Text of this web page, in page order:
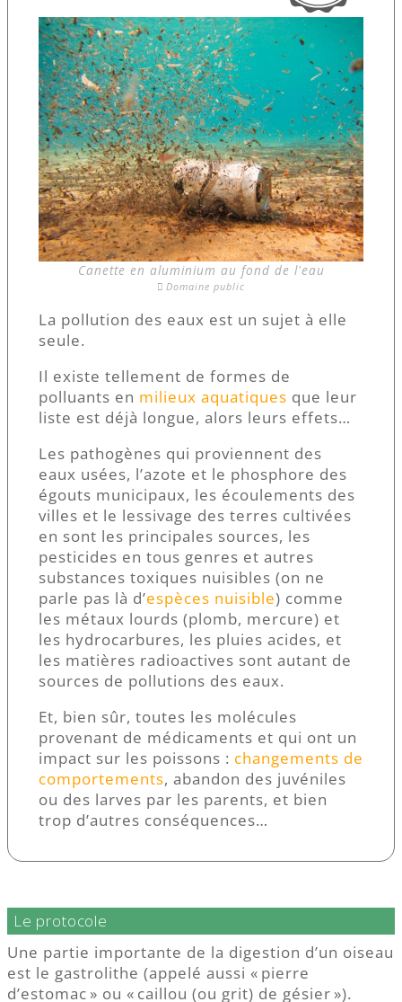
Canette en aluminium au fond de l'eau
Domaine public
La pollution des eaux est un sujet à elle
seule.
Il existe tellement de formes de
polluants en milieux aquatiques que leur
liste est déjà longue, alors leurs effets…
Les pathogènes qui proviennent des
eaux usées, l’azote et le phosphore des
égouts municipaux, les écoulements des
villes et le lessivage des terres cultivées
en sont les principales sources, les
pesticides en tous genres et autres
substances toxiques nuisibles (on ne
parle pas là d’espèces nuisible) comme
les métaux lourds (plomb, mercure) et
les hydrocarbures, les pluies acides, et
les matières radioactives sont autant de
sources de pollutions des eaux.
Et, bien sûr, toutes les molécules
provenant de médicaments et qui ont un
impact sur les poissons : changements de
comportements, abandon des juvéniles
ou des larves par les parents, et bien
trop d’autres conséquences…
Le protocole
Une partie importante de la digestion d’un oiseau
est le gastrolithe (appelé aussi « pierre
d’estomac » ou « caillou (ou grit) de gésier »).